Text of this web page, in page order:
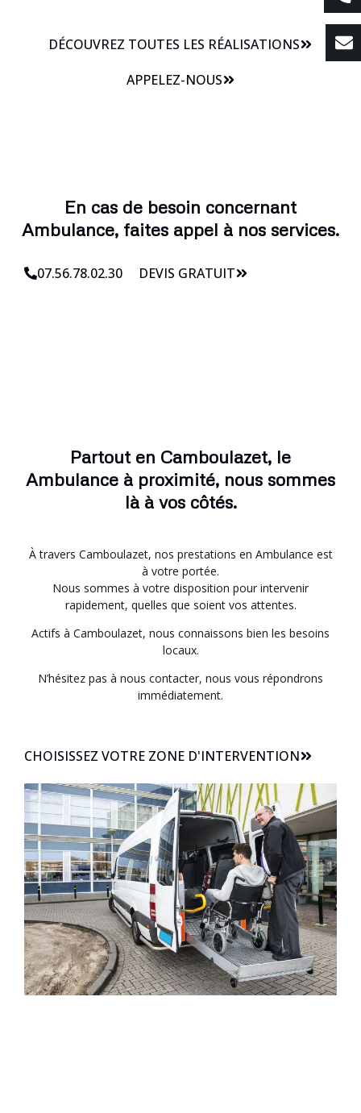
DÉCOUVREZ TOUTES LES RÉALISATIONS
APPELEZ-NOUS
En cas de besoin concernant
Ambulance, faites appel à nos services.
07.56.78.02.30 DEVIS GRATUIT
Partout en Camboulazet, le
Ambulance à proximité, nous sommes
là à vos côtés.
À travers Camboulazet, nos prestations en Ambulance est
à votre portée.
Nous sommes à votre disposition pour intervenir
rapidement, quelles que soient vos attentes.
Actifs à Camboulazet, nous connaissons bien les besoins
locaux.
N’hésitez pas à nous contacter, nous vous répondrons
immédiatement.
CHOISISSEZ VOTRE ZONE D'INTERVENTION